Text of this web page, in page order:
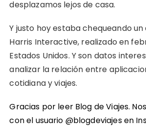
desplazamos lejos de casa.
Y justo hoy estaba chequeando un
Harris Interactive, realizado en
Estados Unidos. Y son datos
analizar la relación entre
cotidiana y viajes.
Gracias por leer Blog de Viajes.
con el usuario @blogdeviajes en